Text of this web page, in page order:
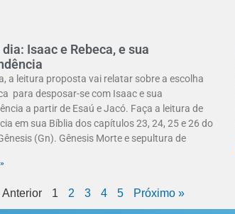
Isaac e Rebeca, e sua
a leitura proposta vai relatar sobre a escolha
para desposar-se com Isaac e sua
a partir de Esaú e Jacó. Faça a leitura de
em sua Bíblia dos capítulos 23, 24, 25 e 26 do
(Gn). Gênesis Morte e sepultura de
Anterior 1 2 3 4 5 Próximo »